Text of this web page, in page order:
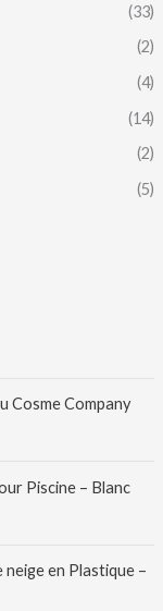
(33)
(2)
(4)
(14)
(2)
(5)
Cosme Company
Piscine – Blanc
neige en Plastique –